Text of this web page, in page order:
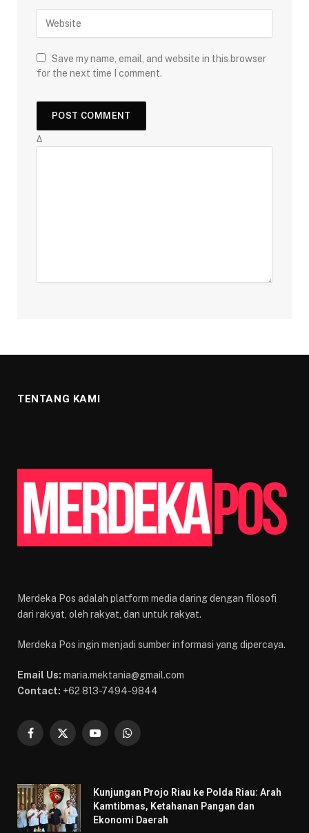
Save my name, email, and website in this browser
for the next time I comment.
Δ
TENTANG KAMI
Merdeka Pos adalah platform media daring dengan filosofi
dari rakyat, oleh rakyat, dan untuk rakyat.
Merdeka Pos ingin menjadi sumber informasi yang dipercaya.
Email Us: maria.mektania@gmail.com
Contact: +62 813-7494-9844
Facebook
X
YouTubeWhatsApp
Kunjungan Projo Riau ke Polda Riau: Arah
Kamtibmas, Ketahanan Pangan dan
Ekonomi Daerah